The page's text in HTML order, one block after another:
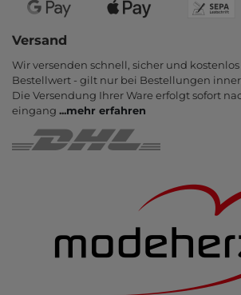
Versand
Wir versenden schnell, sicher und
Bestell­wert - gilt nur bei Bestel­lungen
Die Ver­sendung Ihrer Ware er­folgt sofort
eingang ...mehr erfahren